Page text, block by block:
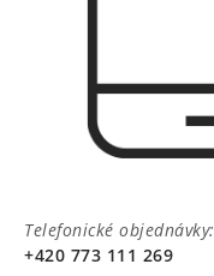
Telefonické objednávky:
+420 773 111 269